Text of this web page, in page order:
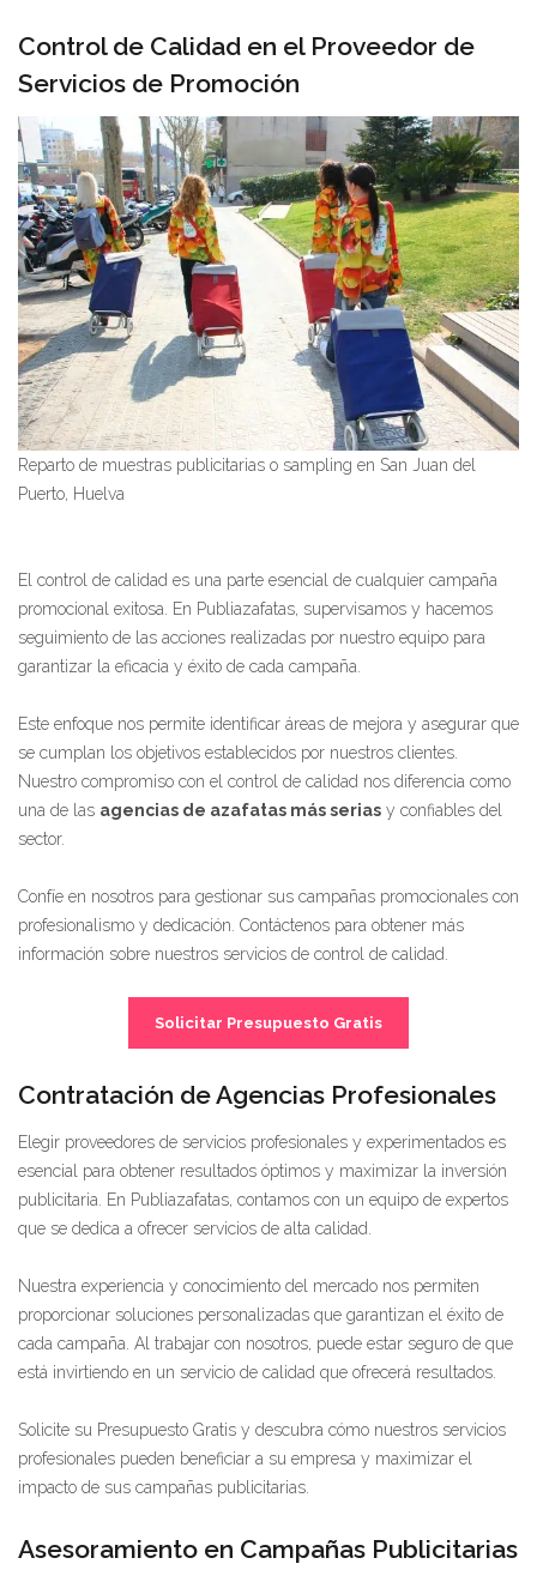
Control de Calidad en el Proveedor de
Servicios de Promoción
Reparto de muestras publicitarias o sampling en San Juan del
Puerto, Huelva
El control de calidad es una parte esencial de cualquier campaña
promocional exitosa. En Publiazafatas, supervisamos y hacemos
seguimiento de las acciones realizadas por nuestro equipo para
garantizar la eficacia y éxito de cada campaña.
Este enfoque nos permite identificar áreas de mejora y asegurar que
se cumplan los objetivos establecidos por nuestros clientes.
Nuestro compromiso con el control de calidad nos diferencia como
una de las agencias de azafatas más serias y confiables del
sector.
Confíe en nosotros para gestionar sus campañas promocionales con
profesionalismo y dedicación. Contáctenos para obtener más
información sobre nuestros servicios de control de calidad.
Solicitar Presupuesto Gratis
Contratación de Agencias Profesionales
Elegir proveedores de servicios profesionales y experimentados es
esencial para obtener resultados óptimos y maximizar la inversión
publicitaria. En Publiazafatas, contamos con un equipo de expertos
que se dedica a ofrecer servicios de alta calidad.
Nuestra experiencia y conocimiento del mercado nos permiten
proporcionar soluciones personalizadas que garantizan el éxito de
cada campaña. Al trabajar con nosotros, puede estar seguro de que
está invirtiendo en un servicio de calidad que ofrecerá resultados.
Solicite su Presupuesto Gratis y descubra cómo nuestros servicios
profesionales pueden beneficiar a su empresa y maximizar el
impacto de sus campañas publicitarias.
Asesoramiento en Campañas Publicitarias